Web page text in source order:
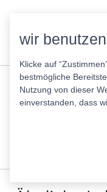
wir
Klicke auf
bestmögliche
Nutzung von dieser
einverstanden, dass